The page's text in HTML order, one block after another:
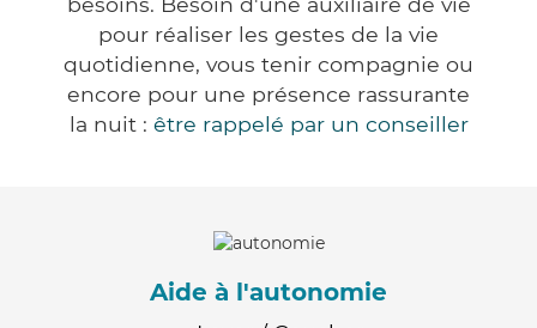
pour réaliser les gestes de la vie
quotidienne, vous tenir compagnie ou
encore pour une présence rassurante
la nuit : être rappelé par un conseiller
Aide à l'autonomie